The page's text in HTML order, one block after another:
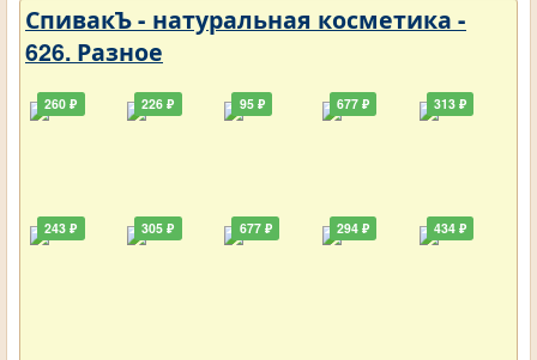
СпивакЪ - натуральная косметика -
626. Разное
260 ₽
243 ₽
226 ₽
305 ₽
95 ₽
677 ₽
677 ₽
294 ₽
313 ₽
434 ₽